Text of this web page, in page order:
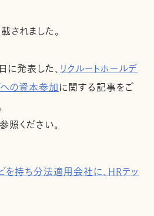
されました。
発表した、リクルートホールデ
への資本参加に関する記事をご
照ください。
を持ち分法適用会社に、HRテッ